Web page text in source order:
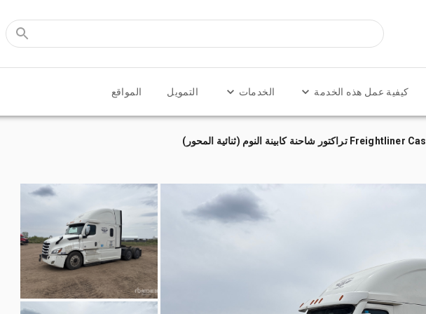
كيفية عمل هذه الخدمة الخدمات التمويل المواقع